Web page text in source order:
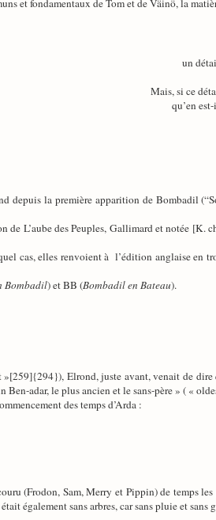
et fondamentaux de Tom et de Väinö, la
un
Mais, si ce
qu’en
depuis la première apparition de Bombadil
L’aube des Peuples, Gallimard et notée [K.
cas, elles renvoient à l’édition anglaise en
Bombadil) et BB (Bombadil en Bateau).
Elrond, juste avant, venait de
adar, le plus ancien et le sans-père » ( «
des temps d’Arda :
(Frodon, Sam, Merry et Pippin) de temps
également sans arbres, car sans pluie et sans